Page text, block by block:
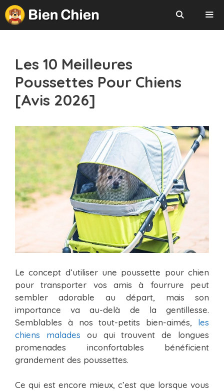
Aller
au
contenu
Les 10 Meilleures
Poussettes Pour Chiens
[Avis 2026]
Le concept d’utiliser une poussette pour chien
pour transporter vos amis à fourrure peut
sembler adorable au départ, mais son
importance va au-delà de la gentillesse.
Semblables à nos tout-petits bien-aimés, les
chiens malades ou qui trouvent de longues
promenades inconfortables bénéficient
grandement des poussettes.
Ce qui est encore mieux, c’est que lorsque vous